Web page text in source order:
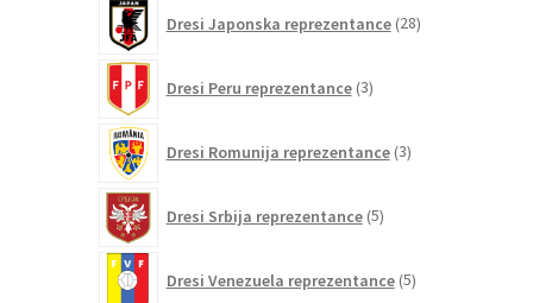
Dresi Japonska reprezentance 28izdelkov
Dresi Peru reprezentance 3izdelki
Dresi Romunija reprezentance 3izdelki
Dresi Srbija reprezentance 5izdelkov
Dresi Venezuela reprezentance 5izdelkov